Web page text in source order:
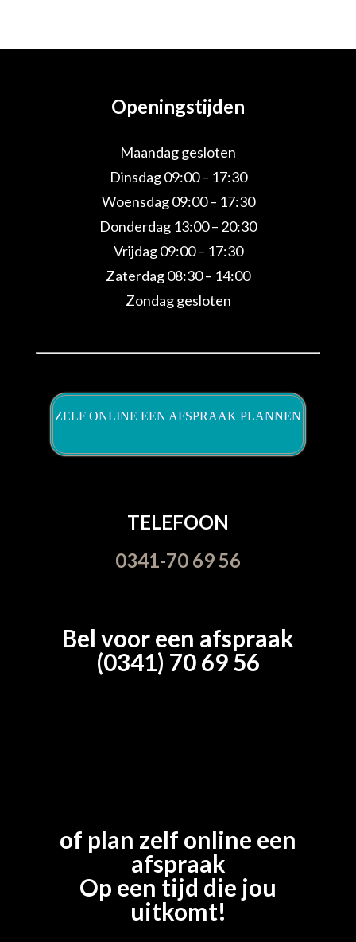
Openingstijden
Maandag gesloten
Dinsdag 09:00 – 17:30
Woensdag 09:00 – 17:30
Donderdag 13:00 – 20:30
Vrijdag 09:00 – 17:30
Zaterdag 08:30 – 14:00
Zondag gesloten
ZELF ONLINE EEN AFSPRAAK PLANNEN
TELEFOON
0341-70 69 56
Bel voor een afspraak
(0341) 70 69 56
of plan zelf online een
afspraak
Op een tijd die jou
uitkomt!